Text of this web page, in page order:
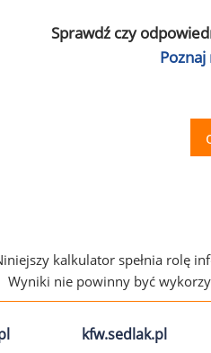
Sprawdź czy
Poznaj
kalkulator spełnia rolę
Wyniki nie powinny być
kfw.sedlak.pl